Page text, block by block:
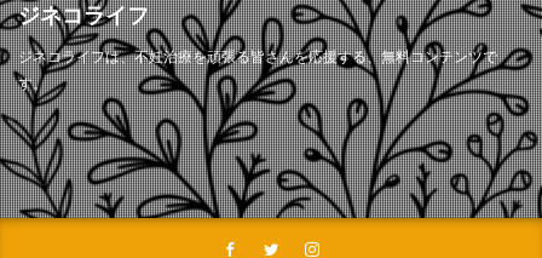
ジネコライフ
ジネコライフは、不妊治療を頑張る皆さんを応援する、無料コンテンツで
す。